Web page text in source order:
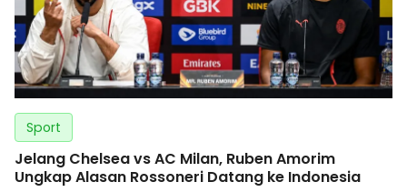
Sport
Jelang Chelsea vs AC Milan, Ruben Amorim
Ungkap Alasan Rossoneri Datang ke Indonesia